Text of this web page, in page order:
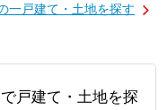
一戸建て・土地を探す
戸建て・土地を探